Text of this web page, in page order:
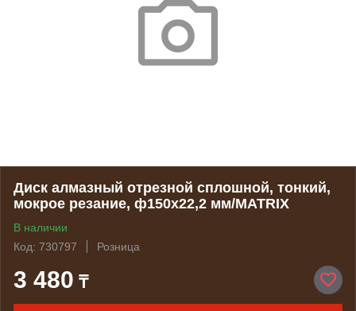
Диск алмазный отрезной сплошной, тонкий,
мокрое резание, ф150х22,2 мм/MATRIX
В наличии
Код: 730797
Розница
3 480 ₸